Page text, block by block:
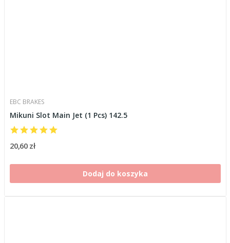
EBC BRAKES
Mikuni Slot Main Jet (1 Pcs) 142.5
20,60 zł
Dodaj do koszyka